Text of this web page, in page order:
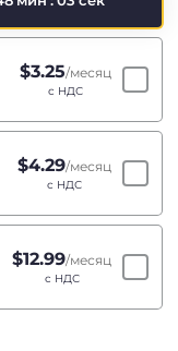
$3.25/месяц
с НДС
$4.29/месяц
с НДС
$12.99/месяц
с НДС